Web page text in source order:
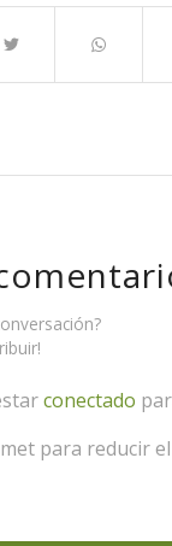
conectado
para reducir